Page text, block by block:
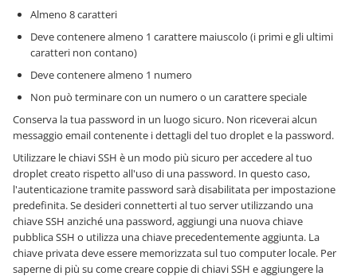
Almeno 8 caratteri
Deve contenere almeno 1 carattere maiuscolo (i primi e gli ultimi
caratteri non contano)
Deve contenere almeno 1 numero
Non può terminare con un numero o un carattere speciale
Conserva la tua password in un luogo sicuro. Non riceverai alcun
messaggio email contenente i dettagli del tuo droplet e la password.
Utilizzare le chiavi SSH è un modo più sicuro per accedere al tuo
droplet creato rispetto all'uso di una password. In questo caso,
l'autenticazione tramite password sarà disabilitata per impostazione
predefinita. Se desideri connetterti al tuo server utilizzando una
chiave SSH anziché una password, aggiungi una nuova chiave
pubblica SSH o utilizza una chiave precedentemente aggiunta. La
chiave privata deve essere memorizzata sul tuo computer locale. Per
saperne di più su come creare coppie di chiavi SSH e aggiungere la